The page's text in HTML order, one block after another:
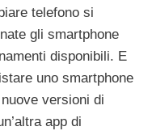
telefono si
gli smartphone
disponibili. E
uno smartphone
versioni di
app di